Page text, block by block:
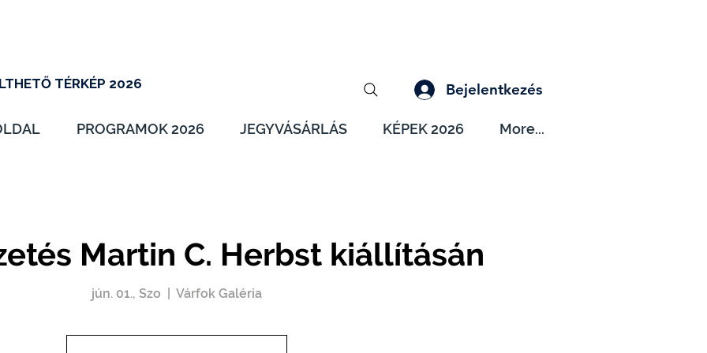
Bejelentkezés
TÉRKÉP 2026
PROGRAMOK 2026 JEGYVÁSÁRLÁS KÉPEK 2026 More...
Martin C. Herbst kiállításán
jún. 01., Szo Várfok Galéria